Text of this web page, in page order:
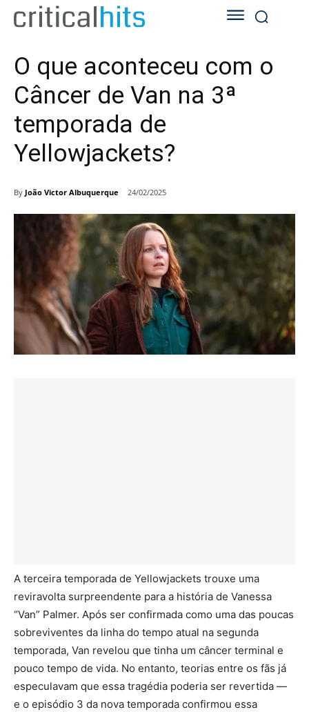
O que aconteceu com o
Câncer de Van na 3ª
temporada de
Yellowjackets?
By João Victor Albuquerque 24/02/2025
A terceira temporada de Yellowjackets trouxe uma
reviravolta surpreendente para a história de Vanessa
“Van” Palmer. Após ser confirmada como uma das poucas
sobreviventes da linha do tempo atual na segunda
temporada, Van revelou que tinha um câncer terminal e
pouco tempo de vida. No entanto, teorias entre os fãs já
especulavam que essa tragédia poderia ser revertida —
e o episódio 3 da nova temporada confirmou essa